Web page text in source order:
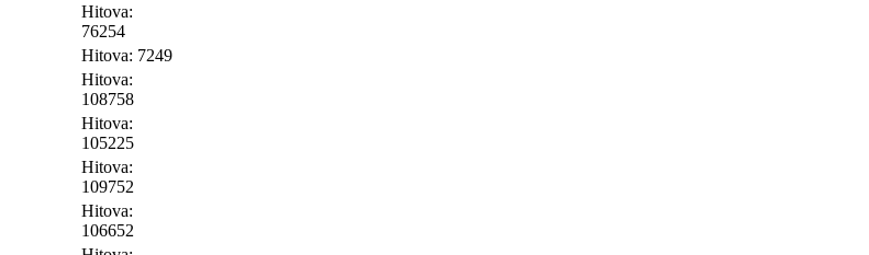
Hitova:
76254
Hitova: 7249
Hitova:
108758
Hitova:
105225
Hitova:
109752
Hitova:
106652